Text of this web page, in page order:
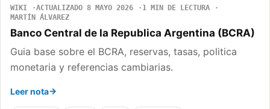
WIKI ACTUALIZADO 8 MAYO 2026
1 MIN DE LECTURA
MARTÍN ÁLVAREZ
Banco Central de la Republica Argentina (BCRA)
Guia base sobre el BCRA, reservas, tasas, politica
monetaria y referencias cambiarias.
Leer nota